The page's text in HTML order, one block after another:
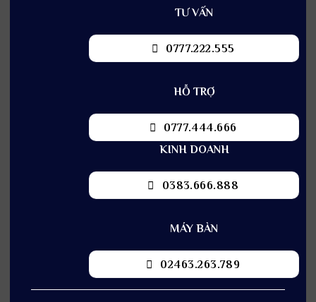
TƯ VẤN
0777.222.555
HỖ TRỢ
0777.444.666
KINH DOANH
0383.666.888
MÁY BÀN
02463.263.789